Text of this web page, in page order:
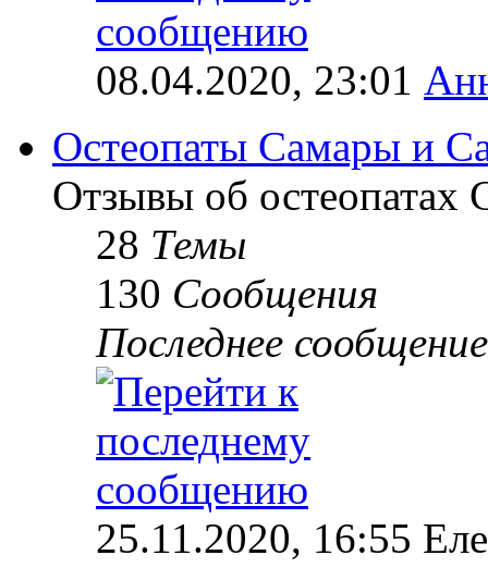
08.04.2020, 23:01
Остеопаты Самары и
Отзывы об остеопатах
28 Темы
130 Сообщения
Последнее сообщение
25.11.2020, 16:55